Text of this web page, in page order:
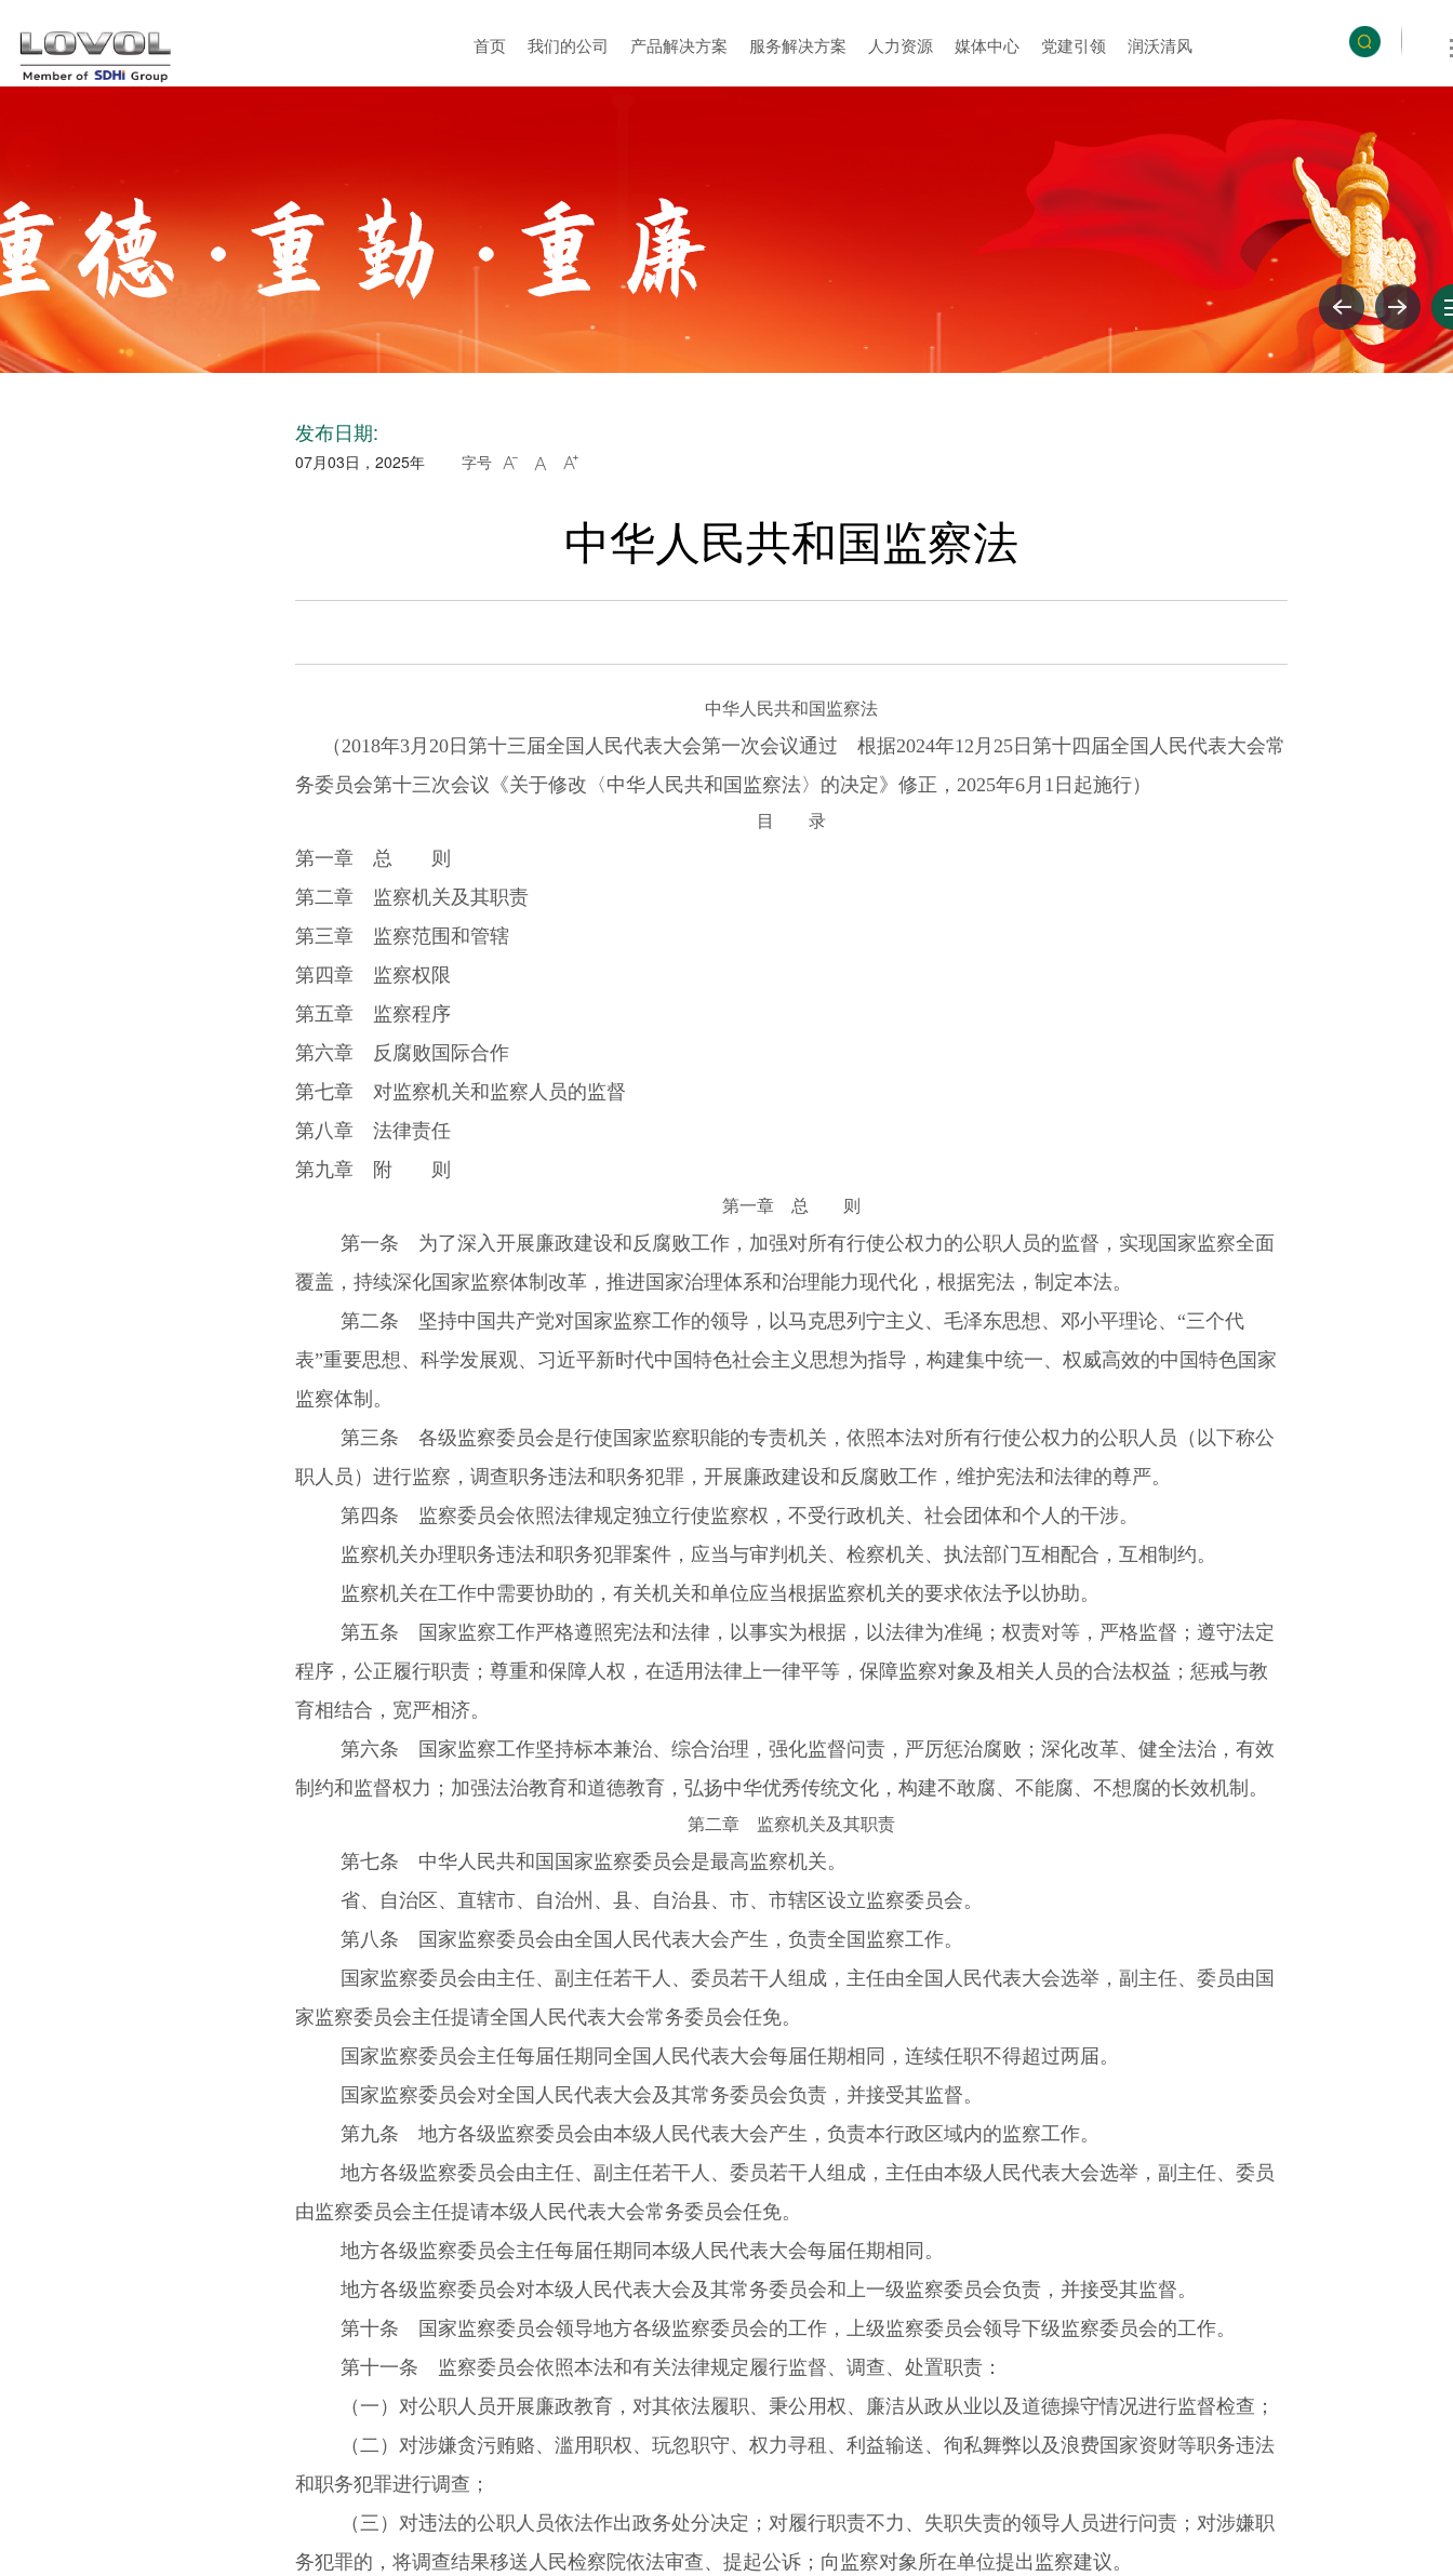
首页 我们的公司 产品解决方案 服务解决方案 人力资源 媒体中心 党建引领 润沃清风
发布日期:
07月03日，2025年 字号   
中华人民共和国监察法
中华人民共和国监察法
（2018年3月20日第十三届全国人民代表大会第一次会议通过 根据2024年12月25日第十四届全国人民代表大会常
务委员会第十三次会议《关于修改〈中华人民共和国监察法〉的决定》修正，2025年6月1日起施行）
目 录
第一章 总 则
第二章 监察机关及其职责
第三章 监察范围和管辖
第四章 监察权限
第五章 监察程序
第六章 反腐败国际合作
第七章 对监察机关和监察人员的监督
第八章 法律责任
第九章 附 则
第一章 总 则
第一条 为了深入开展廉政建设和反腐败工作，加强对所有行使公权力的公职人员的监督，实现国家监察全面
覆盖，持续深化国家监察体制改革，推进国家治理体系和治理能力现代化，根据宪法，制定本法。
第二条 坚持中国共产党对国家监察工作的领导，以马克思列宁主义、毛泽东思想、邓小平理论、“三个代
表”重要思想、科学发展观、习近平新时代中国特色社会主义思想为指导，构建集中统一、权威高效的中国特色国家
监察体制。
第三条 各级监察委员会是行使国家监察职能的专责机关，依照本法对所有行使公权力的公职人员（以下称公
职人员）进行监察，调查职务违法和职务犯罪，开展廉政建设和反腐败工作，维护宪法和法律的尊严。
第四条 监察委员会依照法律规定独立行使监察权，不受行政机关、社会团体和个人的干涉。
监察机关办理职务违法和职务犯罪案件，应当与审判机关、检察机关、执法部门互相配合，互相制约。
监察机关在工作中需要协助的，有关机关和单位应当根据监察机关的要求依法予以协助。
第五条 国家监察工作严格遵照宪法和法律，以事实为根据，以法律为准绳；权责对等，严格监督；遵守法定
程序，公正履行职责；尊重和保障人权，在适用法律上一律平等，保障监察对象及相关人员的合法权益；惩戒与教
育相结合，宽严相济。
第六条 国家监察工作坚持标本兼治、综合治理，强化监督问责，严厉惩治腐败；深化改革、健全法治，有效
制约和监督权力；加强法治教育和道德教育，弘扬中华优秀传统文化，构建不敢腐、不能腐、不想腐的长效机制。
第二章 监察机关及其职责
第七条 中华人民共和国国家监察委员会是最高监察机关。
省、自治区、直辖市、自治州、县、自治县、市、市辖区设立监察委员会。
第八条 国家监察委员会由全国人民代表大会产生，负责全国监察工作。
国家监察委员会由主任、副主任若干人、委员若干人组成，主任由全国人民代表大会选举，副主任、委员由国
家监察委员会主任提请全国人民代表大会常务委员会任免。
国家监察委员会主任每届任期同全国人民代表大会每届任期相同，连续任职不得超过两届。
国家监察委员会对全国人民代表大会及其常务委员会负责，并接受其监督。
第九条 地方各级监察委员会由本级人民代表大会产生，负责本行政区域内的监察工作。
地方各级监察委员会由主任、副主任若干人、委员若干人组成，主任由本级人民代表大会选举，副主任、委员
由监察委员会主任提请本级人民代表大会常务委员会任免。
地方各级监察委员会主任每届任期同本级人民代表大会每届任期相同。
地方各级监察委员会对本级人民代表大会及其常务委员会和上一级监察委员会负责，并接受其监督。
第十条 国家监察委员会领导地方各级监察委员会的工作，上级监察委员会领导下级监察委员会的工作。
第十一条 监察委员会依照本法和有关法律规定履行监督、调查、处置职责：
（一）对公职人员开展廉政教育，对其依法履职、秉公用权、廉洁从政从业以及道德操守情况进行监督检查；
（二）对涉嫌贪污贿赂、滥用职权、玩忽职守、权力寻租、利益输送、徇私舞弊以及浪费国家资财等职务违法
和职务犯罪进行调查；
（三）对违法的公职人员依法作出政务处分决定；对履行职责不力、失职失责的领导人员进行问责；对涉嫌职
务犯罪的，将调查结果移送人民检察院依法审查、提起公诉；向监察对象所在单位提出监察建议。